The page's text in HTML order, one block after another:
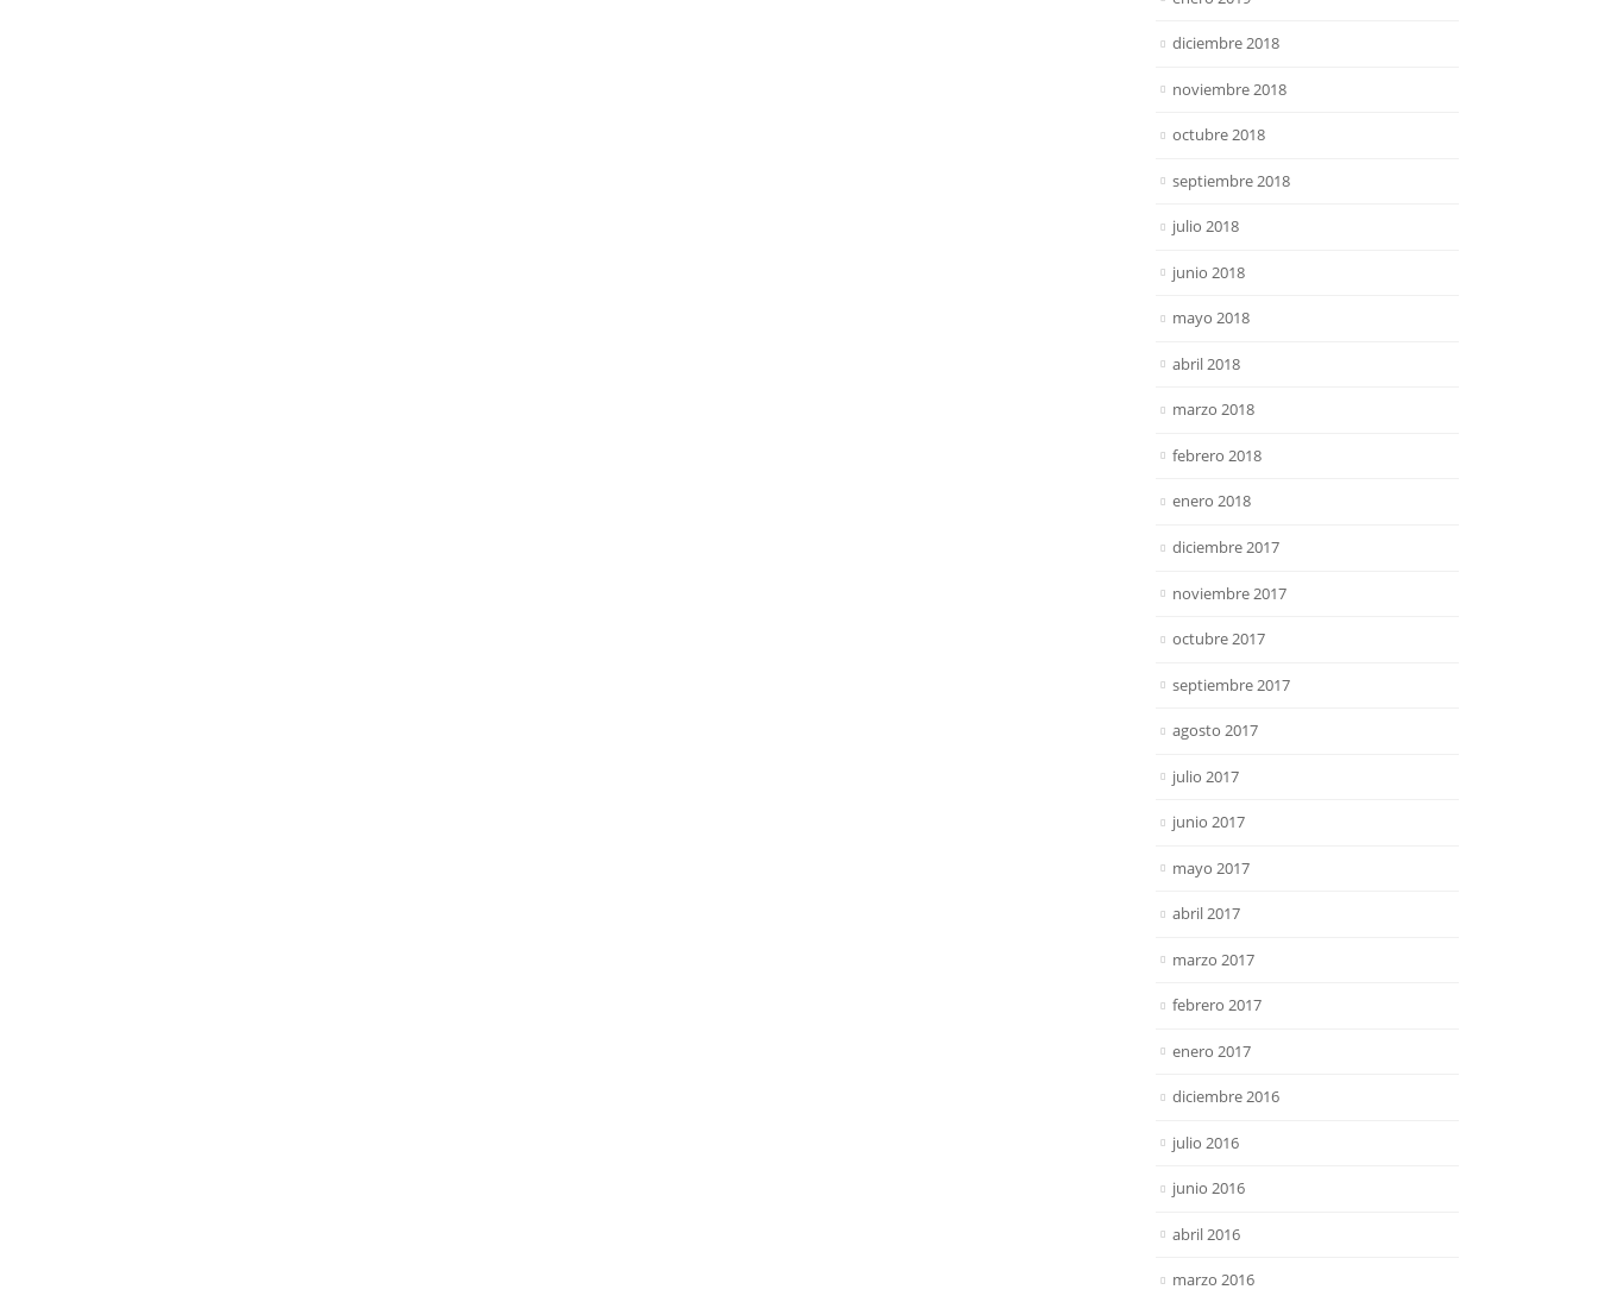
diciembre 2018
noviembre 2018
octubre 2018
septiembre 2018
julio 2018
junio 2018
mayo 2018
abril 2018
marzo 2018
febrero 2018
enero 2018
diciembre 2017
noviembre 2017
octubre 2017
septiembre 2017
agosto 2017
julio 2017
junio 2017
mayo 2017
abril 2017
marzo 2017
febrero 2017
enero 2017
diciembre 2016
julio 2016
junio 2016
abril 2016
marzo 2016